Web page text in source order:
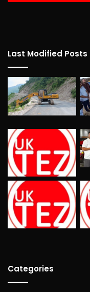
Last Modified Posts
Categories